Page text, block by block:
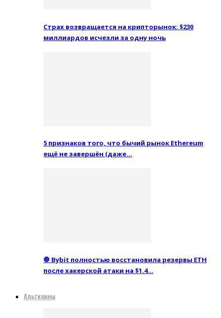
Страх возвращается на крипторынок: $230
миллиардов исчезли за одну ночь
5 признаков того, что бычий рынок Ethereum
ещё не завершён (даже…
🛑 Bybit полностью восстановила резервы ETH
после хакерской атаки на $1.4…
Альткоины